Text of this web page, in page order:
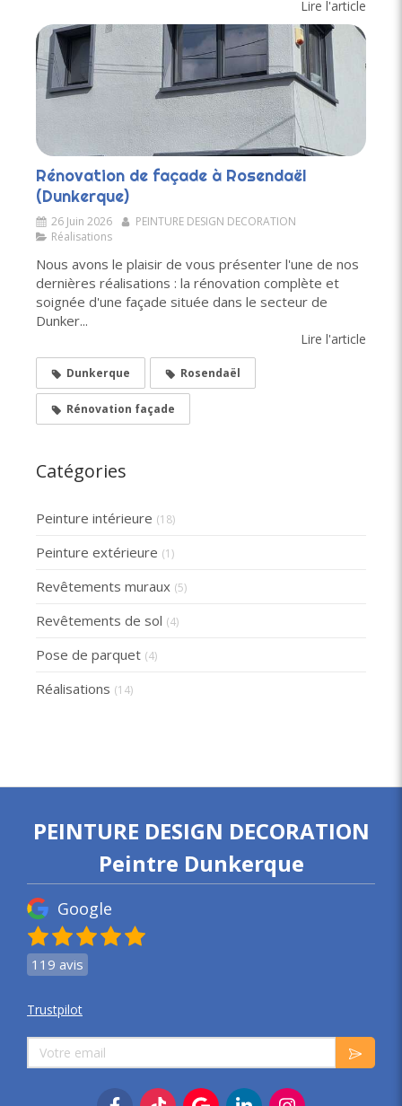
Lire l'article
Rénovation de façade à Rosendaël
(Dunkerque)
26 Juin 2026
PEINTURE DESIGN DECORATION
Réalisations
Nous avons le plaisir de vous présenter l'une de nos
dernières réalisations : la rénovation complète et
soignée d'une façade située dans le secteur de
Dunker...
Lire l'article
Dunkerque Rosendaël
Rénovation façade
Catégories
Peinture intérieure (18)
Peinture extérieure (1)
Revêtements muraux (5)
Revêtements de sol (4)
Pose de parquet (4)
Réalisations (14)
PEINTURE DESIGN DECORATION
Peintre Dunkerque
Google
119 avis
Trustpilot
Votre email